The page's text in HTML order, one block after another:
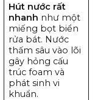
Hút nước rất
nhanh như một
miếng bọt biển
rửa bát. Nước
thấm sâu vào lõi
gây hỏng cấu
trúc foam và
phát sinh vi
khuẩn.